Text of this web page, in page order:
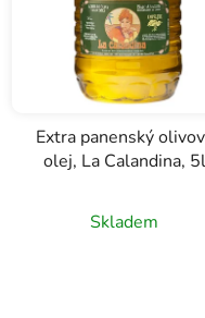
Extra panenský
olej, La Calandina, 5l
Skladem